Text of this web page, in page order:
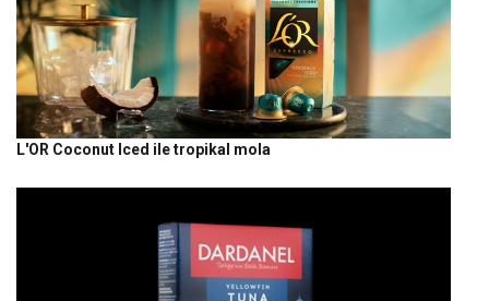
L'OR Coconut Iced ile tropikal mola